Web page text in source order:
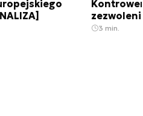
3 min.